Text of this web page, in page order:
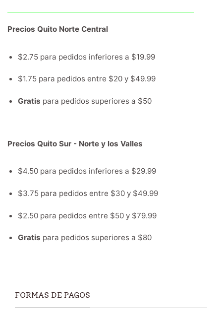
Precios Quito Norte Central
$2.75 para pedidos inferiores a $19.99
$1.75 para pedidos entre $20 y $49.99
Gratis para pedidos superiores a $50
Precios Quito Sur - Norte y los Valles
$4.50 para pedidos inferiores a $29.99
$3.75 para pedidos entre $30 y $49.99
$2.50 para pedidos entre $50 y $79.99
Gratis para pedidos superiores a $80
FORMAS DE PAGOS